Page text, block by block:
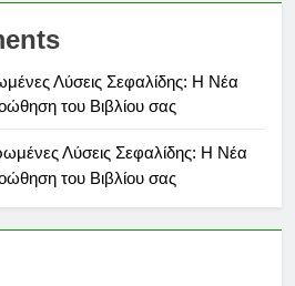
Λύσεις Σεφαλίδης: Η Νέα
του Βιβλίου σας
Λύσεις Σεφαλίδης: Η Νέα
του Βιβλίου σας